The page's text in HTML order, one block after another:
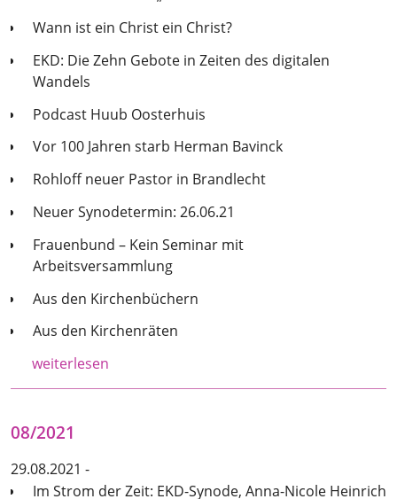
Wann ist ein Christ ein Christ?
EKD: Die Zehn Gebote in Zeiten des digitalen
Wandels
Podcast Huub Oosterhuis
Vor 100 Jahren starb Herman Bavinck
Rohloff neuer Pastor in Brandlecht
Neuer Synodetermin: 26.06.21
Frauenbund – Kein Seminar mit
Arbeitsversammlung
Aus den Kirchenbüchern
Aus den Kirchenräten
weiterlesen
08/2021
29.08.2021 -
Im Strom der Zeit: EKD-Synode, Anna-Nicole Heinrich